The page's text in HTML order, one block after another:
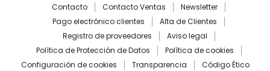
Contacto Contacto Ventas
Newsletter
Pago electrónico clientes
Alta de Clientes
Registro de proveedores
Aviso legal
Política de Protección de Datos
Política de cookies
Configuración de cookies
Transparencia Código Ético